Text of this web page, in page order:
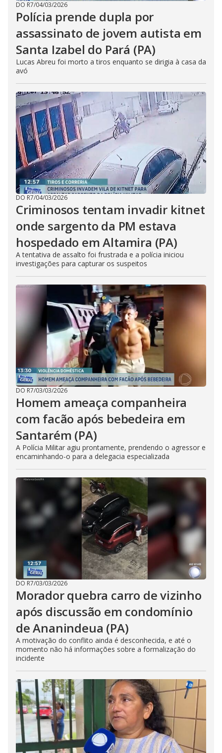
DO R7/04/03/2026
Polícia prende dupla por
assassinato de jovem autista em
Santa Izabel do Pará (PA)
Lucas Abreu foi morto a tiros enquanto se dirigia à casa da
avó
DO R7/04/03/2026
Criminosos tentam invadir kitnet
onde sargento da PM estava
hospedado em Altamira (PA)
A tentativa de assalto foi frustrada e a polícia iniciou
investigações para capturar os suspeitos
DO R7/03/03/2026
Homem ameaça companheira
com facão após bebedeira em
Santarém (PA)
A Polícia Militar agiu prontamente, prendendo o agressor e
encaminhando-o para a delegacia especializada
DO R7/03/03/2026
Morador quebra carro de vizinho
após discussão em condomínio
de Ananindeua (PA)
A motivação do conflito ainda é desconhecida, e até o
momento não há informações sobre a formalização do
incidente